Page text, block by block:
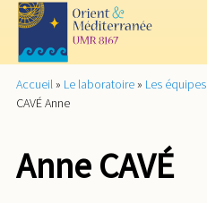
Accueil » Le laboratoire » Les équipes
CAVÉ Anne
Anne CAVÉ